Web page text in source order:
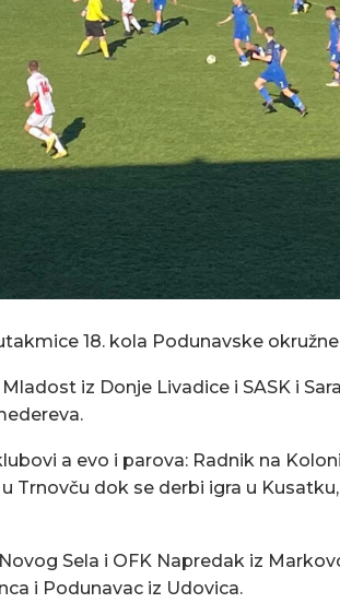
18. kola Podunavske
iz Donje Livadice i SASK i
a evo i parova: Radnik na
Trnovču dok se derbi igra u
Sela i OFK Napredak iz
i Podunavac iz Udovica.